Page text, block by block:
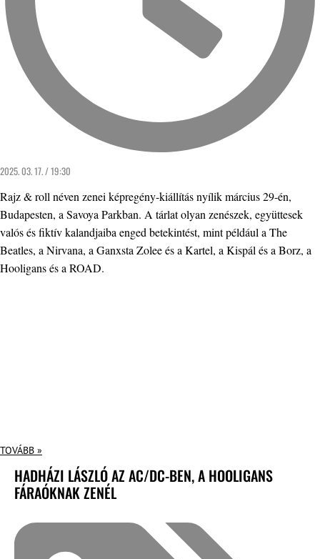
2025. 03. 17. / 19:30
Rajz & roll néven zenei képregény-kiállítás nyílik március 29-én,
Budapesten, a Savoya Parkban. A tárlat olyan zenészek, együttesek
valós és fiktív kalandjaiba enged betekintést, mint például a The
Beatles, a Nirvana, a Ganxsta Zolee és a Kartel, a Kispál és a Borz, a
Hooligans és a ROAD.
TOVÁBB »
HADHÁZI LÁSZLÓ AZ AC/DC-BEN, A HOOLIGANS
FÁRAÓKNAK ZENÉL